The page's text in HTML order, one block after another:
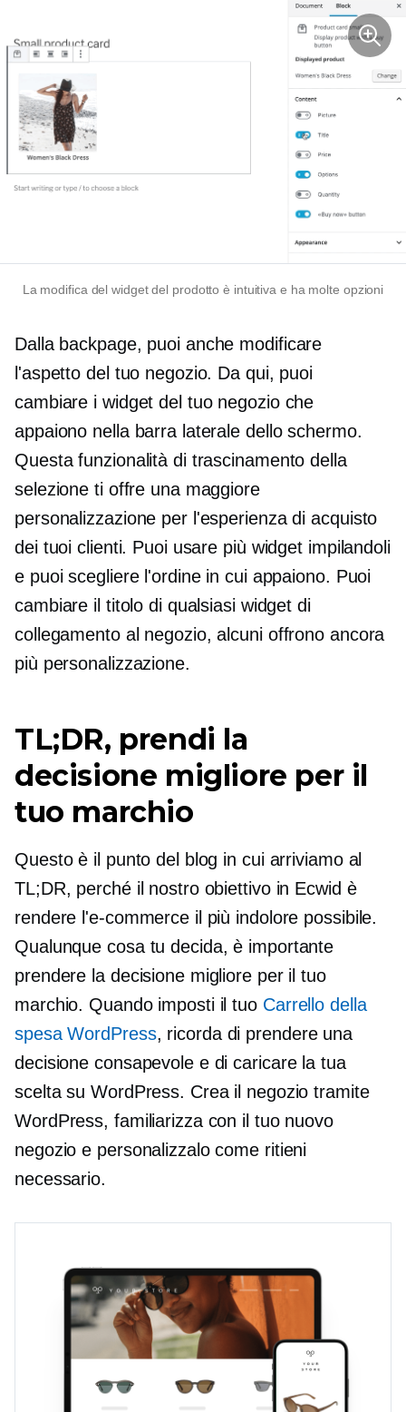
La modifica del widget del prodotto è intuitiva e ha molte opzioni
Dalla backpage, puoi anche modificare
l'aspetto del tuo negozio. Da qui, puoi
cambiare i widget del tuo negozio che
appaiono nella barra laterale dello schermo.
Questa funzionalità di trascinamento della
selezione ti offre una maggiore
personalizzazione per l'esperienza di acquisto
dei tuoi clienti. Puoi usare più widget impilandoli
e puoi scegliere l'ordine in cui appaiono. Puoi
cambiare il titolo di qualsiasi widget di
collegamento al negozio, alcuni offrono ancora
più personalizzazione.
TL;DR, prendi la
decisione migliore per il
tuo marchio
Questo è il punto del blog in cui arriviamo al
TL;DR, perché il nostro obiettivo in Ecwid è
rendere l'e-commerce il più indolore possibile.
Qualunque cosa tu decida, è importante
prendere la decisione migliore per il tuo
marchio. Quando imposti il ​​tuo Carrello della
spesa WordPress, ricorda di prendere una
decisione consapevole e di caricare la tua
scelta su WordPress. Crea il negozio tramite
WordPress, familiarizza con il tuo nuovo
negozio e personalizzalo come ritieni
necessario.